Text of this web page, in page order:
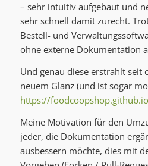
– sehr intuitiv aufgebaut und
sehr schnell damit zurecht.
Bestell- und
ohne externe Dokumentation
Und genau diese erstrahlt seit
neuem Glanz (und ist sogar
https://foodcoopshop.github.io
Meine Motivation für den
jeder, die Dokumentation
ausbessern möchte, dies mit